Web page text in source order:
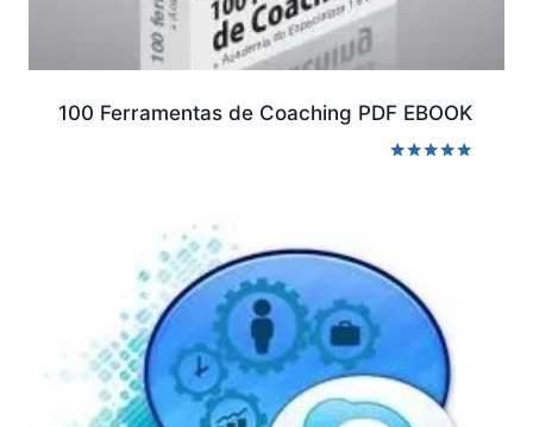
100 Ferramentas de Coaching PDF EBOOK